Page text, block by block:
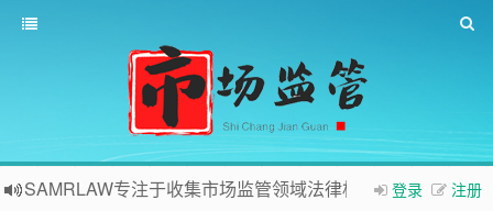
登录 注册
SAMRLAW专注于收集市场监管领域法律相关内容